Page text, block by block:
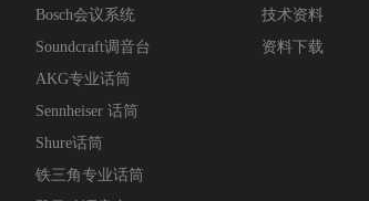
Bosch会议系统
Soundcraft调音台
AKG专业话筒
Sennheiser 话筒
Shure话筒
铁三角专业话筒
技术资料
资料下载